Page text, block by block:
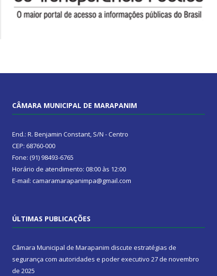
CÂMARA MUNICIPAL DE MARAPANIM
End.: R. Benjamin Constant, S/N - Centro
CEP: 68760-000
Fone: (91) 98493-6765
Horário de atendimento: 08:00 às 12:00
E-mail: camaramarapanimpa@gmail.com
ÚLTIMAS PUBLICAÇÕES
Câmara Municipal de Marapanim discute estratégias de
segurança com autoridades e poder executivo 27 de novembro
de 2025